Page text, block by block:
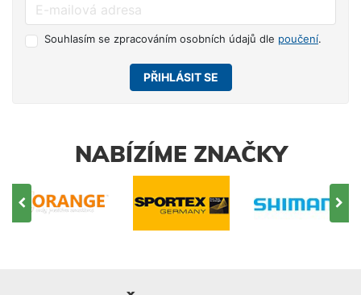
Souhlasím se zpracováním osobních údajů dle poučení.
PŘIHLÁSIT SE
NABÍZÍME ZNAČKY